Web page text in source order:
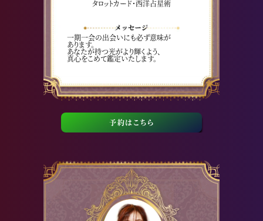
タロットカード・西洋占星術
一期一会の出会いにも必ず意味が
あります。
あなたが持つ光がより輝くよう、
真心をこめて鑑定いたします。
予約はこちら